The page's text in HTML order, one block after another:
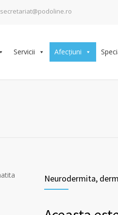
secretariat@podoline.ro
Servicii Afecțiuni
Neurodermita,